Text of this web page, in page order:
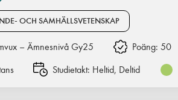
OCH SAMHÄLLSVETENSKAP
– Ämnesnivå Gy25 Poäng: 50
Studietakt: Heltid, Deltid